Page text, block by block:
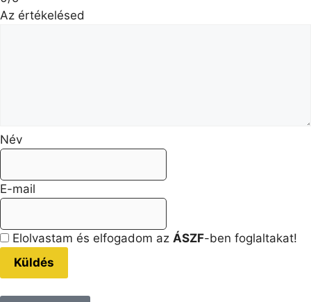
Az értékelésed
Név
E-mail
Elolvastam és elfogadom az ÁSZF-ben foglaltakat!
Küldés